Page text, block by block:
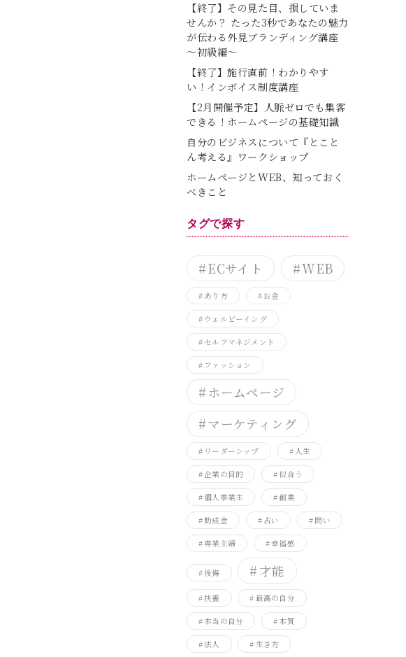
【終了】その見た目、損していま
せんか？ たった3秒であなたの魅力
が伝わる外見ブランディング講座
～初級編～
【終了】施行直前！わかりやす
い！インボイス制度講座
【2月開催予定】人脈ゼロでも集客
できる！ホームページの基礎知識
自分のビジネスについて『とこと
ん考える』ワークショップ
ホームページとWEB、知っておく
べきこと
タグで探す
ECサイト WEB
あり方 お金
ウェルビーイング
セルフマネジメント
ファッション
ホームページ
マーケティング
リーダーシップ 人生
企業の目的 似合う
個人事業主 創業
助成金 占い 問い
専業主婦 幸福感
後悔 才能
扶養 最高の自分
本当の自分 本質
法人 生き方